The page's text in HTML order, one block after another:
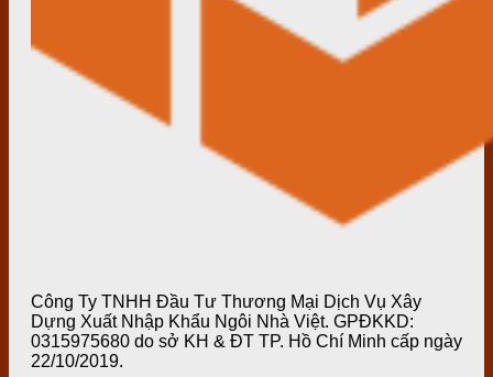
Công Ty TNHH Đầu Tư Thương Mại Dịch Vụ Xây
Dựng Xuất Nhập Khẩu Ngôi Nhà Việt. GPĐKKD:
0315975680 do sở KH & ĐT TP. Hồ Chí Minh cấp ngày
22/10/2019.